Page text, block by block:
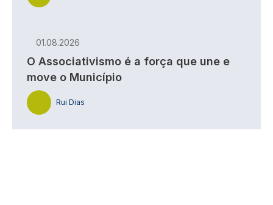
01.08.2026
O Associativismo é a força que une e
move o Município
Rui Dias